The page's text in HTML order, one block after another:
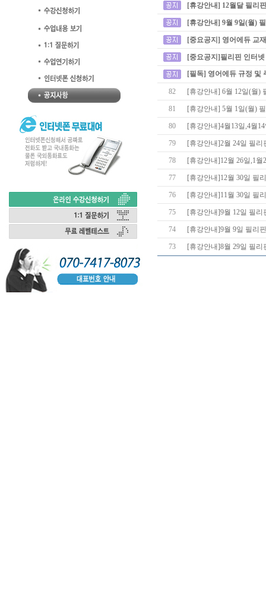
[휴강안내] 12월달 필리
[휴강안내] 9월 9일(월)
[중요공지] 영어에듀 교
[중요공지]필리핀 인터
[필독] 영어에듀 규정 및
82 [휴강안내] 6월 12일(월)
81 [휴강안내] 5월 1일(월)
80 [휴강안내]4월13일,4월
79 [휴강안내]2월 24일 필
78 [휴강안내]12월 26일,1
77 [휴강안내]12월 30일 필
76 [휴강안내]11월 30일 필
75 [휴강안내]9월 12일 필
74 [휴강안내]9월 9일 필리
73 [휴강안내]8월 29일 필